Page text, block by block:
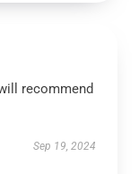
recommend
Sep 19, 2024